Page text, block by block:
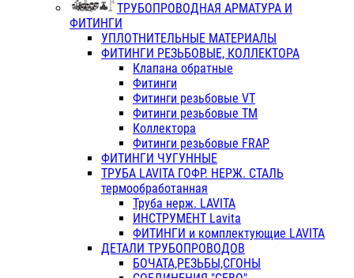
ТРУБОПРОВОДНАЯ АРМАТУРА И
ФИТИНГИ
УПЛОТНИТЕЛЬНЫЕ МАТЕРИАЛЫ
ФИТИНГИ РЕЗЬБОВЫЕ, КОЛЛЕКТОРА
Клапана обратные
Фитинги
Фитинги резьбовые VT
Фитинги резьбовые ТМ
Коллектора
Фитинги резьбовые FRAP
ФИТИНГИ ЧУГУННЫЕ
ТРУБА LAVITA ГОФР. НЕРЖ. СТАЛЬ
термообработанная
Труба нерж. LAVITA
ИНСТРУМЕНТ Lavita
ФИТИНГИ и комплектующие LAVITA
ДЕТАЛИ ТРУБОПРОВОДОВ
БОЧАТА,РЕЗЬБЫ,СГОНЫ